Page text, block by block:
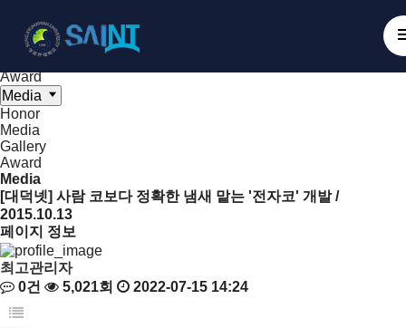
Honor
Media
Gallery
Award
Media
Honor
Media
Gallery
Award
Media
[대덕넷] 사람 코보다 정확한 냄새 맡는 '전자코' 개발 /
2015.10.13
페이지 정보
최고관리자
0건
5,021회 2022-07-15 14:24